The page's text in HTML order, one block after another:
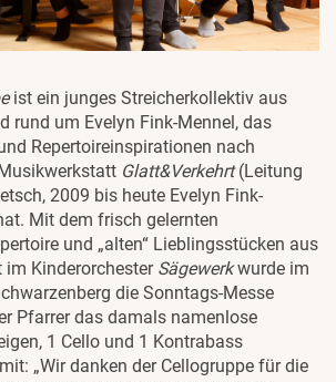
ist ein junges Streicherkollektiv aus
rund um Evelyn Fink-Mennel, das
Repertoireinspirationen nach
Glatt&Verkehrt(Leitung
2009 bis heute Evelyn Fink-
Mit dem frisch gelernten
und „alten“ Lieblingsstücken aus
Kinderorchester Sägewerkwurde im
die Sonntags-Messe
Pfarrer das damals namenlose
1 Cello und 1 Kontrabass
„Wir danken der Cellogruppe für die